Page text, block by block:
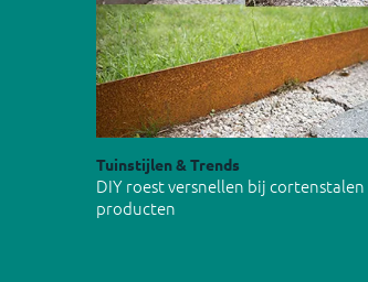
Tuinstijlen & Trends
DIY roest versnellen bij cortenstalen
producten